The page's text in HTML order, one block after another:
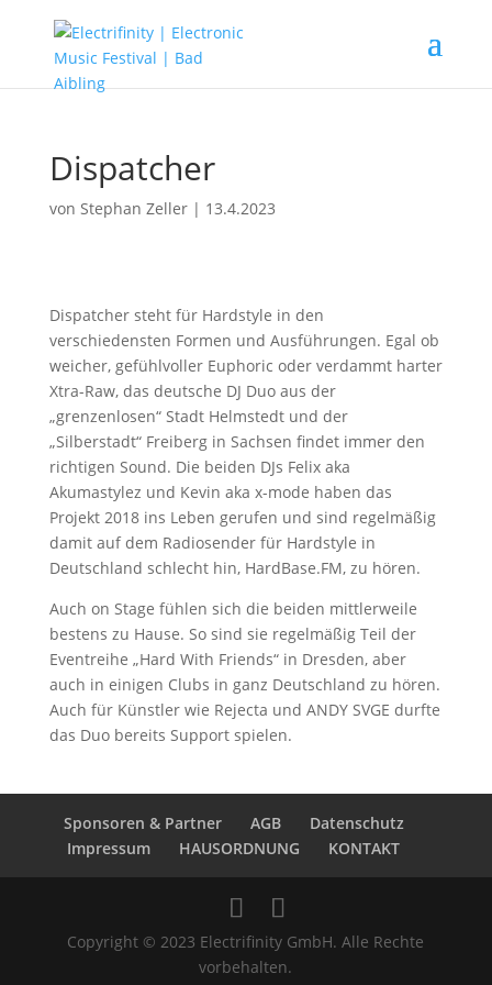
Dispatcher
von Stephan Zeller| 13.4.2023
Dispatcher steht für Hardstyle in den
verschiedensten Formen und Ausführungen. Egal ob
weicher, gefühlvoller Euphoric oder verdammt harter
Xtra-Raw, das deutsche DJ Duo aus der
„grenzenlosen“ Stadt Helmstedt und der
„Silberstadt“ Freiberg in Sachsen findet immer den
richtigen Sound. Die beiden DJs Felix aka
Akumastylez und Kevin aka x-mode haben das
Projekt 2018 ins Leben gerufen und sind regelmäßig
damit auf dem Radiosender für Hardstyle in
Deutschland schlecht hin, HardBase.FM, zu hören.
Auch on Stage fühlen sich die beiden mittlerweile
bestens zu Hause. So sind sie regelmäßig Teil der
Eventreihe „Hard With Friends“ in Dresden, aber
auch in einigen Clubs in ganz Deutschland zu hören.
Auch für Künstler wie Rejecta und ANDY SVGE durfte
das Duo bereits Support spielen.
Sponsoren & Partner AGB
Datenschutz
Impressum
HAUSORDNUNG KONTAKT
Copyright © 2023 Electrifinity GmbH. Alle Rechte
vorbehalten.